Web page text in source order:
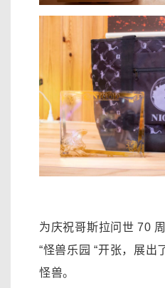
为庆祝哥斯拉问世 70
“怪兽乐园 “开张，展出
怪兽。